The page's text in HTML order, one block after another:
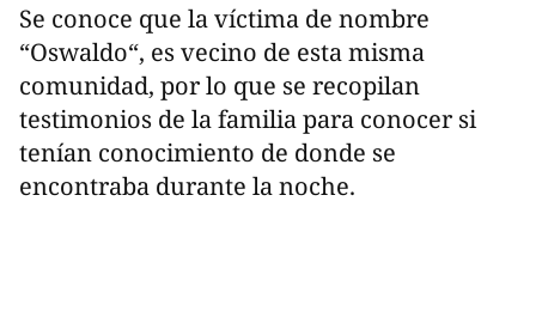
Se conoce que la víctima de nombre
“Oswaldo“, es vecino de esta misma
comunidad, por lo que se recopilan
testimonios de la familia para conocer si
tenían conocimiento de donde se
encontraba durante la noche.